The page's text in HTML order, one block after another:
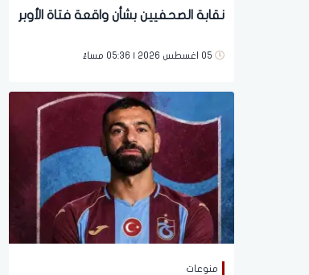
نقابة الصحفيين بشأن واقعة فتاة الأوبر
05 اغسطس 2026 | 05:36 مساءً
منوعات